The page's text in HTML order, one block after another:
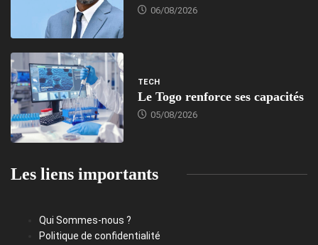
06/08/2026
TECH
Le Togo renforce ses capacités
05/08/2026
Les liens importants
Qui Sommes-nous ?
Politique de confidentialité